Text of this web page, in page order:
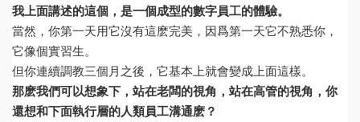
我上面講述的這個，是一個成型的數字員工的體驗。
當然，你第一天用它沒有這麽完美，因爲第一天它不熟悉你，
它像個實習生。
但你連續調教三個月之後，它基本上就會變成上面這樣。
那麽我們可以想象下，站在老闆的視角，站在高管的視角，你
還想和下面執行層的人類員工溝通麽？